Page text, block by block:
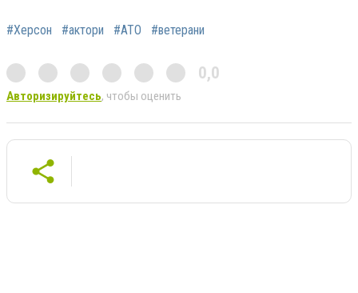
#Херсон #актори #АТО #ветерани
0,0
Авторизируйтесь, чтобы оценить